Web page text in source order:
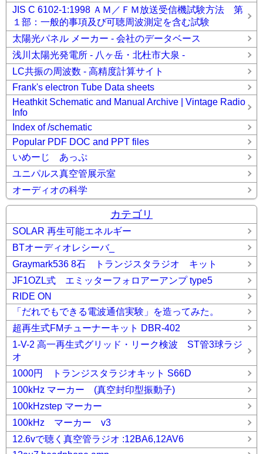
JIS C 6102-1:1998 ＡＭ／ＦＭ放送受信機試験方法 第
１部：一般的事項及び可聴周波測定を含む試験
太陽光パネル メーカー - 会社のデータベース
浅川太陽光発電所 - 八ヶ岳・北杜市大泉 -
LC共振の周波数 - 高精度計算サイト
Frank's electron Tube Data sheets
Heathkit Schematic and Manual Archive | Vintage Radio
Info
Index of /schematic
Popular PDF DOC and PPT files
いめーじ あっぷ
ユニパルス真空管展示室
オーディオの科学
カテゴリ
SOLAR 再生可能エネルギー
BTオーディオレシーバ_
Graymark536 8石 トランジスタラジオ キット
JF1OZL式 エミッターフォロアーアンプ type5
RIDE ON
「だれでもできる電波通信実験」を造ってみた。
超再生式FMチューナーキット DBR-402
1-V-2 高一再生式グリッド・リーク検波 ST管3球ラジ
オ
1000円 トランジスタラジオキット S66D
100kHz マーカー (真空封印型振動子)
100kHzstep マーカー
100kHz マーカー v3
12.6vで聴く真空管ラジオ :12BA6,12AV6